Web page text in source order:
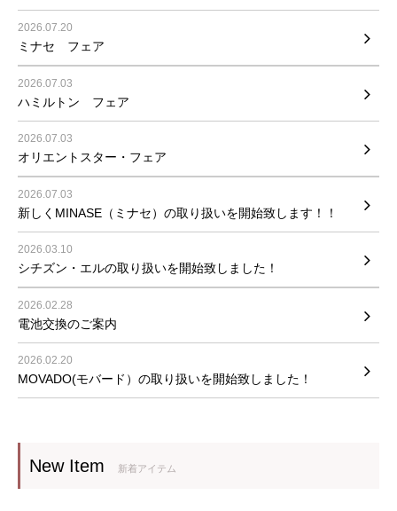
2026.07.20
ミナセ フェア
2026.07.03
ハミルトン フェア
2026.07.03
オリエントスター・フェア
2026.07.03
新しくMINASE（ミナセ）の取り扱いを開始致します！！
2026.03.10
シチズン・エルの取り扱いを開始致しました！
2026.02.28
電池交換のご案内
2026.02.20
MOVADO(モバード）の取り扱いを開始致しました！
New Item 新着アイテム